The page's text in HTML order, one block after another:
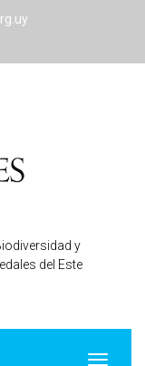
y
del Este